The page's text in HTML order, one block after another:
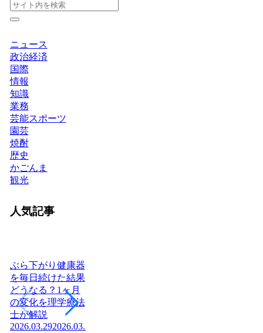
ニュース
政治経済
国際
情報
知識
業務
芸能スポーツ
園芸
焼酎
歴史
かごんま
観光
人気記事
ぶら下がり健康器
を毎日続けた結果
どうなる？1ヶ月
の変化を理学療法
士が解説
2026.03.292026.03.29